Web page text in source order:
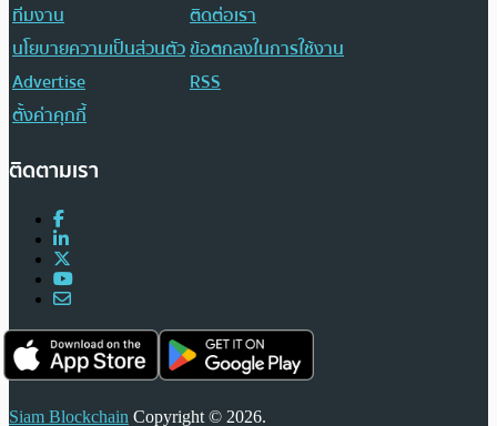
ทีมงาน
ติดต่อเรา
นโยบายความเป็นส่วนตัวข้อตกลงในการใช้งาน
Advertise
RSS
ตั้งค่าคุกกี้
ติดตามเรา
Siam Blockchain Copyright © 2026.